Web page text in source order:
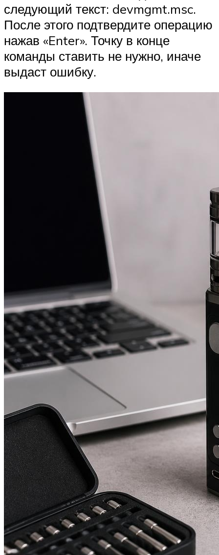
следующий текст: devmgmt.msc.
После этого подтвердите операцию
нажав «Enter». Точку в конце
команды ставить не нужно, иначе
выдаст ошибку.